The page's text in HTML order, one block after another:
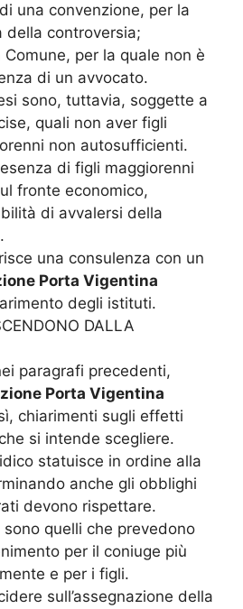
una convenzione, per la
della controversia;
per la quale non è
di un avvocato.
sono, tuttavia, soggette a
quali non aver figli
non autosufficienti.
di figli maggiorenni
fronte economico,
di avvalersi della
una consulenza con un
Porta Vigentina
degli istituti.
DALLA
paragrafi precedenti,
Porta Vigentina
chiarimenti sugli effetti
si intende scegliere.
statuisce in ordine alla
anche gli obblighi
devono rispettare.
quelli che prevedono
per il coniuge più
e per i figli.
sull’assegnazione della